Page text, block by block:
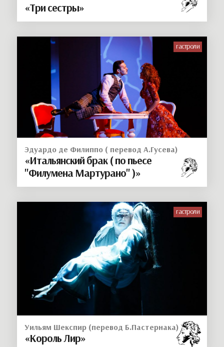
«Три сестры»
гастроли
Эдуардо де Филиппо ( перевод А.Гусева)
«Итальянский брак ( по пьесе
"Филумена Мартурано" )»
гастроли
Уильям Шекспир (перевод Б.Пастернака)
«Король Лир»